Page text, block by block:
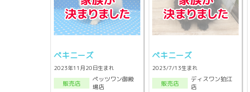
ペキニーズ
2023年11月20日生まれ
販売店
ペッツワン御殿
場店
ペキニーズ
2023/7/13生まれ
販売店
ディスワン狛江
店